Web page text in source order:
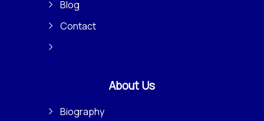
Blog
Contact
About Us
Biography